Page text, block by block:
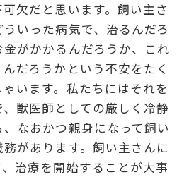
欠だと思います。飼い主さ
いった病気で、治るんだろ
がかかるんだろうか、これ
だろうかという不安をたく
います。私たちにはそれを
獣医師としての厳しく冷静
なおかつ親身になって飼い
があります。飼い主さんに
治療を開始することが大事